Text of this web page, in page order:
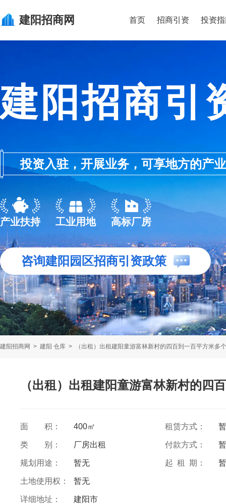
建阳招商网 首页 招商引资 投资
建阳招商引
投资入驻，开展业务，可享地方的产
产业扶持 工业用地 高标厂房
咨询建阳园区招商引资政策
建阳招商网 > 建阳 仓库 > （出租）出租建阳童游富林新村的四百到一百平方米多
（出租）出租建阳童游富林新村的四
面 积： 400㎡ 租赁方式：
类 别： 厂房出租 付款方式：
规划用途： 暂无 起 租 期：
土地使用权： 暂无
详细地址： 建阳市